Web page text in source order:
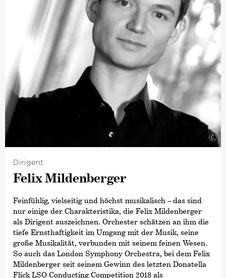
©
Dirigent
Felix Mildenberger
Feinfühlig, vielseitig und höchst musikalisch – das sind
nur einige der Charakteristika, die Felix Mildenberger
als Dirigent auszeichnen. Orchester schätzen an ihm die
tiefe Ernsthaftigkeit im Umgang mit der Musik, seine
große Musikalität, verbunden mit seinem feinen Wesen.
So auch das London Symphony Orchestra, bei dem Felix
Mildenberger seit seinem Gewinn des letzten Donatella
Flick LSO Conducting Competition 2018 als